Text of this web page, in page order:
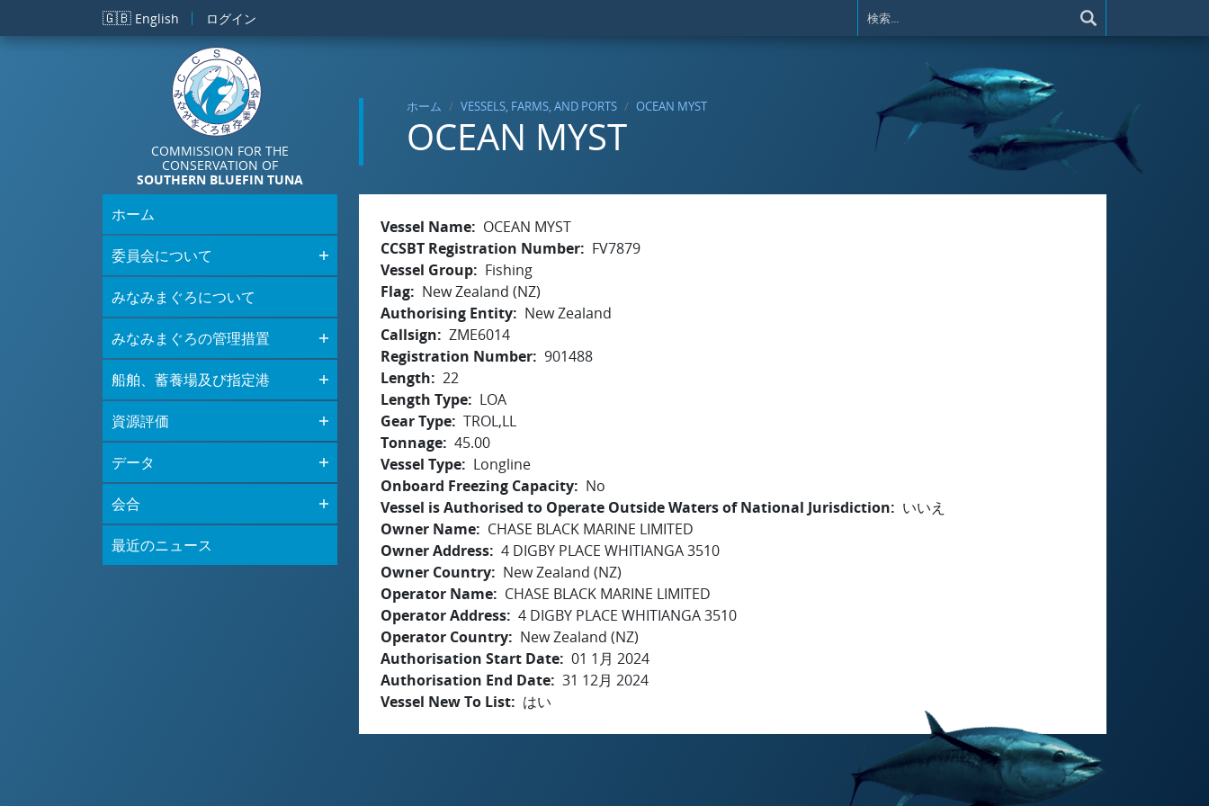
メインコンテンツに移動
🇬🇧 English ログイン
COMMISSION FOR THE
CONSERVATION OF
SOUTHERN BLUEFIN TUNA
ホーム VESSELS, FARMS, AND PORTS OCEAN MYST
OCEAN MYST
ホーム
委員会について
みなみまぐろについて
みなみまぐろの管理措置
船舶、蓄養場及び指定港
資源評価
データ
会合
最近のニュース
Vessel Name
OCEAN MYST
CCSBT Registration Number
FV7879
Vessel Group
Fishing
Flag
New Zealand (NZ)
Authorising Entity
New Zealand
Callsign
ZME6014
Registration Number 901488
Length
22
Length Type
LOA
Gear Type TROL,LL
Tonnage 45.00
Vessel Type
Longline
Onboard Freezing Capacity
No
Vessel is Authorised to Operate Outside Waters of National Jurisdiction
いいえ
Owner Name
CHASE BLACK MARINE LIMITED
Owner Address 4 DIGBY PLACE WHITIANGA 3510
Owner Country
New Zealand (NZ)
Operator Name
CHASE BLACK MARINE LIMITED
Operator Address 4 DIGBY PLACE WHITIANGA 3510
Operator Country
New Zealand (NZ)
Authorisation Start Date 01 1月 2024
Authorisation End Date 31 12月 2024
Vessel New To List
はい